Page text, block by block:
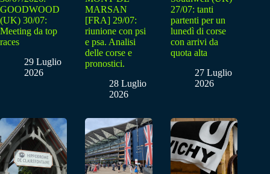
GOODWOOD
(UK) 30/07:
Meeting da top
races
29 Luglio
2026
MARSAN
[FRA] 29/07:
riunione con psi
e psa. Analisi
delle corse e
pronostici.
28 Luglio
2026
27/07: tanti
partenti per un
lunedì di corse
con arrivi da
quota alta
27 Luglio
2026